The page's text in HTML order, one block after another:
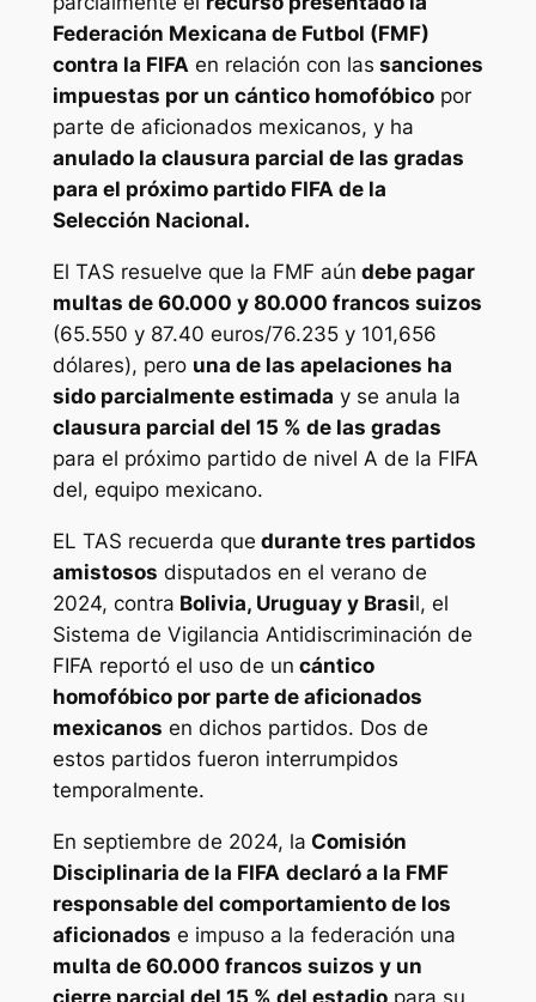
Federación Mexicana de Futbol (FMF)
contra la FIFAen relación con las sanciones
impuestas por un cántico homofóbicopor
parte de aficionados mexicanos, y ha
anulado la clausura parcial de las gradas
para el próximo partido FIFA de la
Selección Nacional.
El TAS resuelve que la FMF aún debe pagar
multas de 60.000 y 80.000 francos suizos
(65.550 y 87.40 euros/76.235 y 101,656
dólares), pero una de las apelaciones ha
sido parcialmente estimada y se anula la
clausura parcial del 15 % de las gradas
para el próximo partido de nivel A de la FIFA
del, equipo mexicano.
EL TAS recuerda que durante tres partidos
amistosos disputados en el verano de
2024, contra Bolivia, Uruguay y Brasil, el
Sistema de Vigilancia Antidiscriminación de
FIFA reportó el uso de un cántico
homofóbico por parte de aficionados
mexicanos en dichos partidos. Dos de
estos partidos fueron interrumpidos
temporalmente.
En septiembre de 2024, la Comisión
Disciplinaria de la FIFA declaró a la FMF
responsable del comportamiento de los
aficionados e impuso a la federación una
multa de 60.000 francos suizos y un
cierre parcial del 15 % del estadiopara su